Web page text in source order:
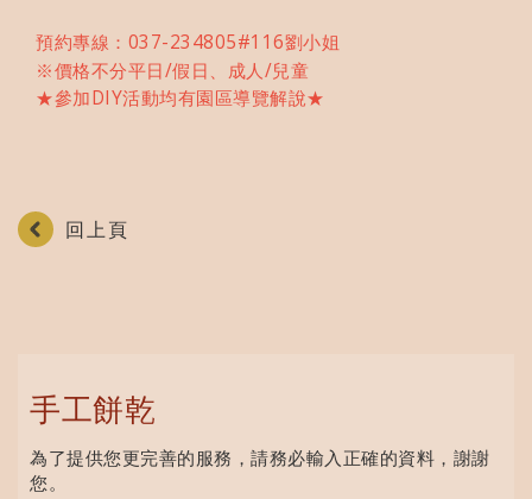
預約專線：037-234805#116劉小姐
※價格不分平日/假日、成人/兒童
★參加DIY活動均有園區導覽解說★
回上頁
手工餅乾
為了提供您更完善的服務，請務必輸入正確的資料，謝謝
您。